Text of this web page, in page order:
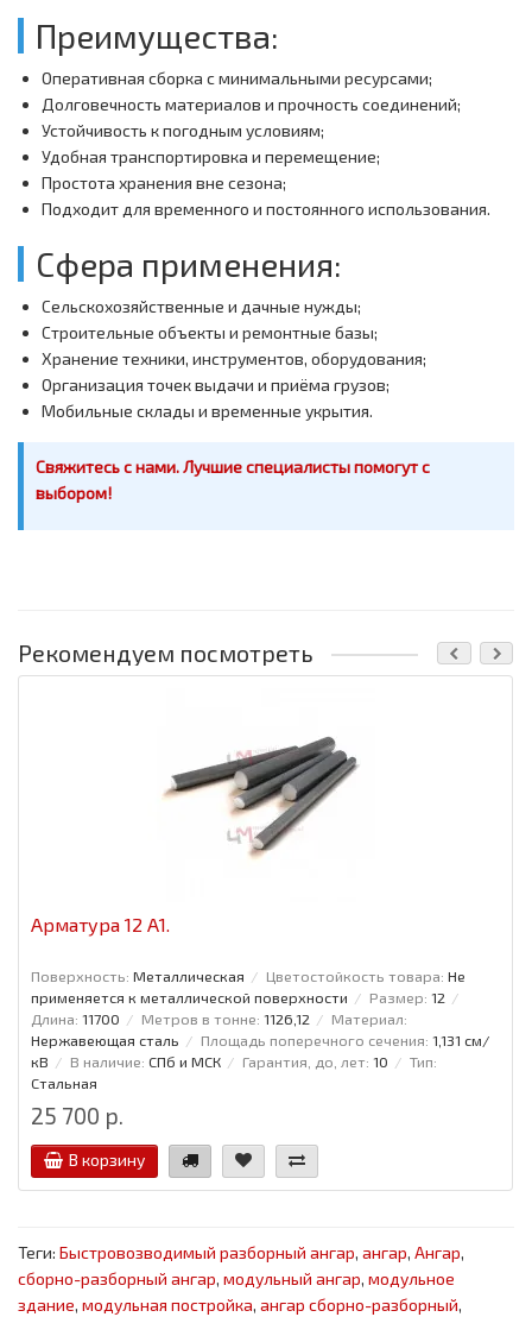
Преимущества:
Оперативная сборка с минимальными ресурсами;
Долговечность материалов и прочность соединений;
Устойчивость к погодным условиям;
Удобная транспортировка и перемещение;
Простота хранения вне сезона;
Подходит для временного и постоянного использования.
Сфера применения:
Сельскохозяйственные и дачные нужды;
Строительные объекты и ремонтные базы;
Хранение техники, инструментов, оборудования;
Организация точек выдачи и приёма грузов;
Мобильные склады и временные укрытия.
Свяжитесь с нами. Лучшие специалисты помогут с
выбором!
Рекомендуем посмотреть
Арматура 12 А1.
Поверхность: Металлическая Цветостойкость товара: Не
применяется к металлической поверхности
Размер: 12
Длина: 11700 Метров в тонне: 1126,12
Материал:
Нержавеющая сталь
Площадь поперечного сечения: 1,131 см/
кВ
В наличие: СПб и МСК Гарантия, до, лет: 10
Тип:
Стальная
25 700 р.
В корзину
Теги: Быстровозводимый разборный ангар, ангар, Ангар,
сборно-разборный ангар, модульный ангар, модульное
здание, модульная постройка, ангар сборно-разборный,